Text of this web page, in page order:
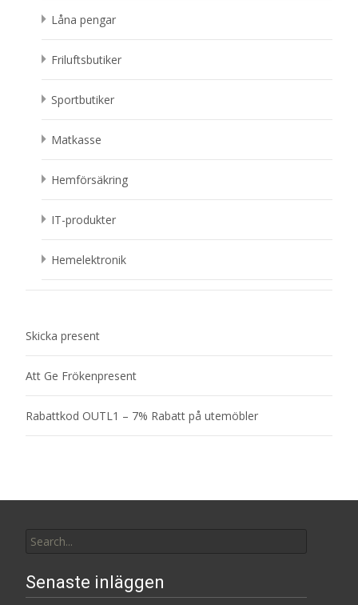
Låna pengar
Friluftsbutiker
Sportbutiker
Matkasse
Hemförsäkring
IT-produkter
Hemelektronik
Skicka present
Att Ge Frökenpresent
Rabattkod OUTL1 – 7% Rabatt på utemöbler
for:
Senaste inläggen